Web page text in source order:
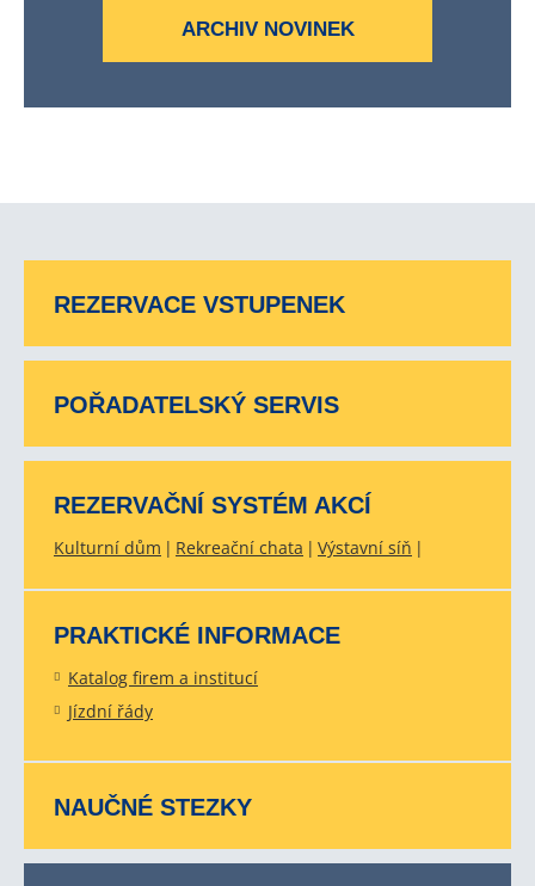
ARCHIV NOVINEK
REZERVACE VSTUPENEK
POŘADATELSKÝ SERVIS
REZERVAČNÍ SYSTÉM AKCÍ
Kulturní dům Rekreační chata Výstavní síň
PRAKTICKÉ INFORMACE
Katalog firem a institucí
Jízdní řády
NAUČNÉ STEZKY